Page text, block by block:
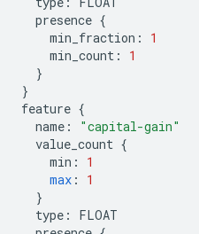
presence {
min_fraction :
1
min_count :
1
}
}
feature {
name :
"capital-gain"
value_count {
min :
1
max :
1
}
type :
FLOAT